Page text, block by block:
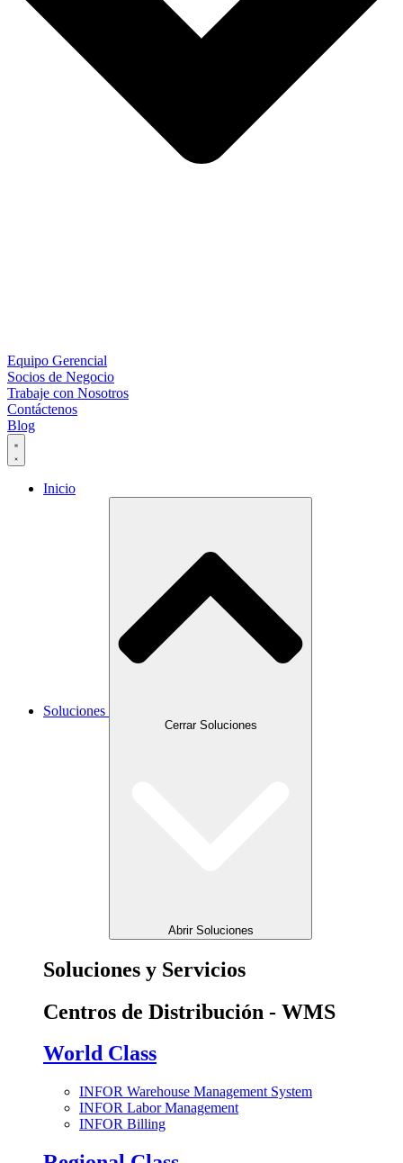
Equipo Gerencial
Socios de Negocio
Trabaje con Nosotros
Contáctenos
Blog
Inicio
Soluciones
Cerrar Soluciones
Abrir Soluciones
Soluciones y Servicios
Centros de Distribución - WMS
World Class
INFOR Warehouse Management System
INFOR Labor Management
INFOR Billing